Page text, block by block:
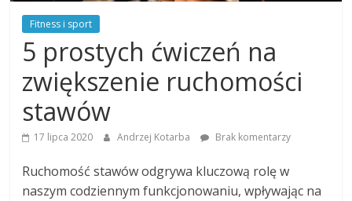
Fitness i sport
5 prostych ćwiczeń na
zwiększenie ruchomości
stawów
17 lipca 2020 Andrzej Kotarba Brak komentarzy
Ruchomość stawów odgrywa kluczową rolę w
naszym codziennym funkcjonowaniu, wpływając na